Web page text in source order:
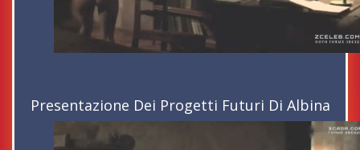
Presentazione Dei Progetti Futuri Di Albina